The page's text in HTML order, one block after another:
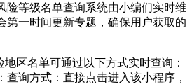
险等级名单查询系统由小编们实时维
第一时间更新专题，确保用户获取的
地区名单可通过以下方式实时查询：
查询方式：直接点击进入该小程序，